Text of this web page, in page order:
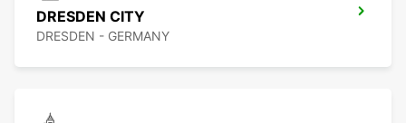
DRESDEN CITY
DRESDEN - GERMANY